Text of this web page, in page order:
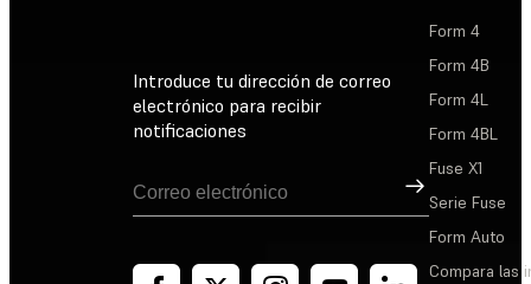
Introduce tu dirección de correo
electrónico para recibir
notificaciones
Suscribirse
Form 4
Form 4B
Form 4L
Form 4BL
Fuse X1
Serie Fuse
Form Auto
Compara las